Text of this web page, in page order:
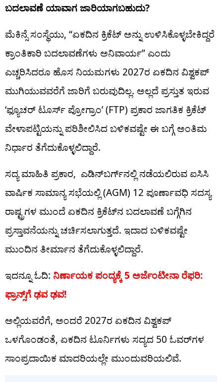
ಬದಲಾವಣೆ ಯಾವಾಗ ಜಾರಿಯಾಗಬಹುದು?
ಮೆಕಿನ್ಸೆ ಸಂಸ್ಥೆಯು, “ಏಕದಿನ ಕ್ರಿಕೆಟ್ ಅನ್ನು ಉಳಿಸಿಕೊಳ್ಳಬೇಕಿದ್ದರೆ
ಕ್ರಾಂತಿಕಾರಿ ಬದಲಾವಣೆಗಳು ಅನಿವಾರ್ಯ” ಎಂದು
ಎಚ್ಚರಿಸಿದರೂ ಹೊಸ ನಿಯಮಗಳು 2027ರ ಏಕದಿನ ವಿಶ್ವಕಪ್​
ಮುಗಿಯುವವರೆಗೆ ಜಾರಿಗೆ ಬರುವುದಿಲ್ಲ. ಅಲ್ಲದೆ ಪ್ರಸ್ತುತ ಇರುವ
‘ಫ್ಯೂಚರ್ ಟೂರ್ಸ್ ಪ್ರೋಗ್ರಾಂ’ (FTP) ಪ್ರಕಾರ ಜಾಗತಿಕ ಕ್ರಿಕೆಟ್
ವೇಳಾಪಟ್ಟಿಯನ್ನು ಪರಿಶೀಲಿಸಿದ ಬಳಿಕವಷ್ಟೇ ಈ ಬಗ್ಗೆ ಅಂತಿಮ
ನಿರ್ಧಾರ ತೆಗೆದುಕೊಳ್ಳಲಿದ್ದಾರೆ.
ಸದ್ಯ ಮಾಹಿತಿ ಪ್ರಕಾರ, ಎಡಿನ್‌ಬರ್ಗ್‌ನಲ್ಲಿ ನಡೆಯಲಿರುವ ಐಸಿಸಿ
ವಾರ್ಷಿಕ ಸಾಮಾನ್ಯ ಸಭೆಯಲ್ಲಿ (AGM) 12 ಪೂರ್ಣಾವಧಿ ಸದಸ್ಯ
ರಾಷ್ಟ್ರಗಳ ಮುಂದೆ ಏಕದಿನ ಕ್ರಿಕೆಟ್​ನ ಬದಲಾವಣೆ ಬಗ್ಗೆಗಿನ
ಪ್ರಸ್ತಾವನೆಯನ್ನು ಚರ್ಚಿಸಲಾಗುತ್ತದೆ. ಇದಾದ ಬಳಿಕವಷ್ಟೇ
ಮುಂದಿನ ತೀರ್ಮಾನ ತೆಗೆದುಕೊಳ್ಳಲಿದ್ದಾರೆ.
ಇದನ್ನೂ ಓದಿ: ನಿರ್ಣಾಯಕ ಪಂದ್ಯಕ್ಕೆ 5 ಅರ್ಜೆಂಟೀನಾ ರೆಫರಿ:
ಫ್ರಾನ್ಸ್​ಗೆ ಢವ ಢವ!
ಅಲ್ಲಿಯವರೆಗೆ, ಅಂದರೆ 2027ರ ಏಕದಿನ ವಿಶ್ವಕಪ್
ಒಳಗೊಂಡಂತೆ, ಏಕದಿನ ಟೂರ್ನಿಗಳು ಸದ್ಯದ 50 ಓವರ್‌ಗಳ
ಸಾಂಪ್ರದಾಯಿಕ ಮಾದರಿಯಲ್ಲೇ ಮುಂದುವರಿಯಲಿವೆ.